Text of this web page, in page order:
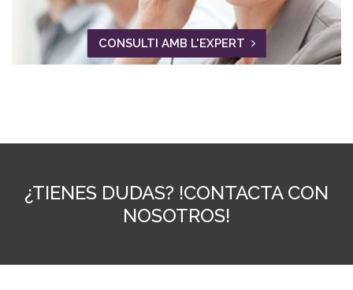
CONSULTI AMB L'EXPERT
¿TIENES DUDAS? !CONTACTA CON
NOSOTROS!